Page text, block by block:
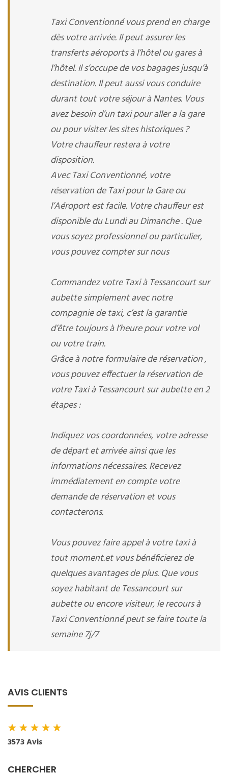
Taxi Conventionné vous prend en charge
dès votre arrivée. Il peut assurer les
transferts aéroports à l’hôtel ou gares à
l’hôtel. Il s’occupe de vos bagages jusqu’à
destination. Il peut aussi vous conduire
durant tout votre séjour à Nantes. Vous
avez besoin d’un taxi pour aller a la gare
ou pour visiter les sites historiques ?
Votre chauffeur restera à votre
disposition.
Avec Taxi Conventionné, votre
réservation de Taxi pour la Gare ou
l’Aéroport est facile. Votre chauffeur est
disponible du Lundi au Dimanche . Que
vous soyez professionnel ou particulier,
vous pouvez compter sur nous
Commandez votre Taxi à Tessancourt sur
aubette simplement avec notre
compagnie de taxi, c’est la garantie
d’être toujours à l’heure pour votre vol
ou votre train.
Grâce à notre formulaire de réservation ,
vous pouvez effectuer la réservation de
votre Taxi à Tessancourt sur aubette en 2
étapes :
Indiquez vos coordonnées, votre adresse
de départ et arrivée ainsi que les
informations nécessaires. Recevez
immédiatement en compte votre
demande de réservation et vous
contacterons.
Vous pouvez faire appel à votre taxi à
tout moment.et vous bénéficierez de
quelques avantages de plus. Que vous
soyez habitant de Tessancourt sur
aubette ou encore visiteur, le recours à
Taxi Conventionné peut se faire toute la
semaine 7j/7
AVIS CLIENTS
★★★★★
3573 Avis
CHERCHER